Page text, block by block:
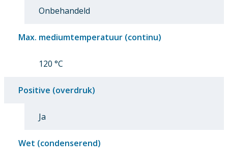
Onbehandeld
Max. mediumtemperatuur (continu)
120 °C
Positive (overdruk)
Ja
Wet (condenserend)